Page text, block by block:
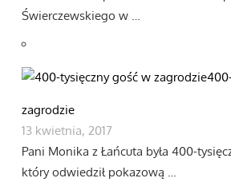
Świerczewskiego w …
zagrodzie
13 kwietnia, 2017
Pani Monika z Łańcuta była 400-
który odwiedził pokazową …